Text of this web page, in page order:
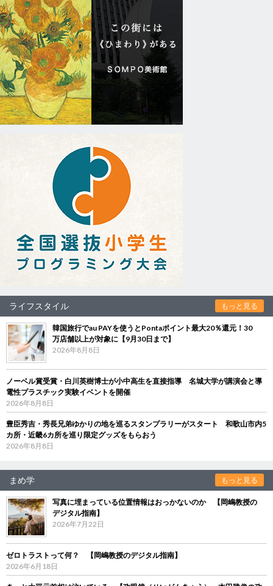
ライフスタイル もっと見る
韓国旅行でau PAYを使うとPontaポイント最大20％還元！30
万店舗以上が対象に【9月30日まで】
2026年8月8日
ノーベル賞受賞・白川英樹博士が小中高生を直接指導 名城大学が講演会と導
電性プラスチック実験イベントを開催
2026年8月8日
豊臣秀吉・秀長兄弟ゆかりの地を巡るスタンプラリーがスタート 和歌山市内5
カ所・近畿6カ所を巡り限定グッズをもらおう
2026年8月8日
まめ学 もっと見る
写真に埋まっている位置情報はおっかないのか 【岡嶋教授の
デジタル指南】
2026年7月22日
ゼロトラストって何？ 【岡嶋教授のデジタル指南】
2026年6月18日